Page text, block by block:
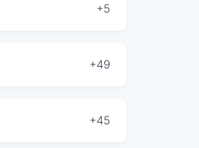
+5
+49
+45